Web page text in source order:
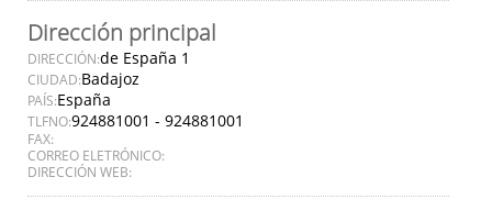
Dirección principal
DIRECCIÓN:de España 1
CIUDAD:Badajoz
PAÍS:España
TLFNO:924881001 - 924881001
FAX:
CORREO ELETRÓNICO:
DIRECCIÓN WEB: